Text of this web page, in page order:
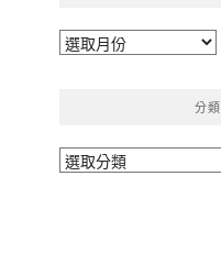
彙
分類
分